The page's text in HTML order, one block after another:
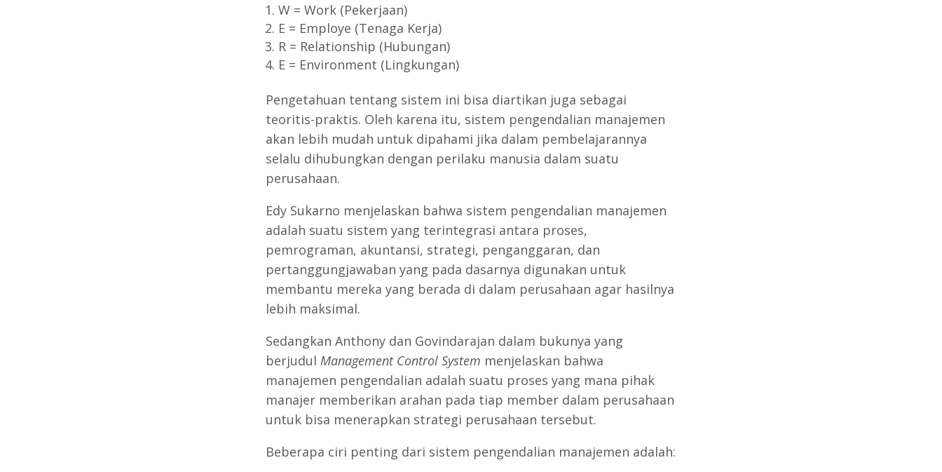
W = Work (Pekerjaan)
E = Employe (Tenaga Kerja)
R = Relationship (Hubungan)
E = Environment (Lingkungan)
Pengetahuan tentang sistem ini bisa diartikan juga sebagai
teoritis-praktis. Oleh karena itu, sistem pengendalian manajemen
akan lebih mudah untuk dipahami jika dalam pembelajarannya
selalu dihubungkan dengan perilaku manusia dalam suatu
perusahaan.
Edy Sukarno menjelaskan bahwa sistem pengendalian manajemen
adalah suatu sistem yang terintegrasi antara proses,
pemrograman, akuntansi, strategi, penganggaran, dan
pertanggungjawaban yang pada dasarnya digunakan untuk
membantu mereka yang berada di dalam perusahaan agar hasilnya
lebih maksimal.
Sedangkan Anthony dan Govindarajan dalam bukunya yang
berjudul Management Control System menjelaskan bahwa
manajemen pengendalian adalah suatu proses yang mana pihak
manajer memberikan arahan pada tiap member dalam perusahaan
untuk bisa menerapkan strategi perusahaan tersebut.
Beberapa ciri penting dari sistem pengendalian manajemen adalah: